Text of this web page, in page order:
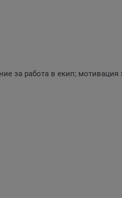
за работа в екип; мотивация